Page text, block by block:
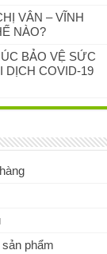
VÂN – VĨNH
NÀO?
BẢO VỆ SỨC
DỊCH COVID-19
phẩm